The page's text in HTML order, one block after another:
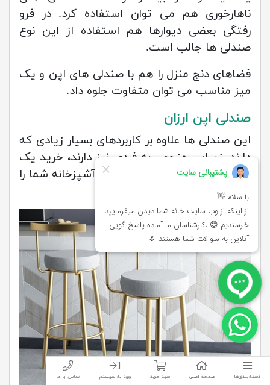
دسته‌بندی‌ها صفحه اصلی سبد خرید ورود به سیستم تماس با ما
ناهارخوری هم می توان استفاده کرد. در فرو
رفتگی بعضی دیوارها هم استفاده از این نوع
صندلی ها جالب است.
فضاهای دنج منزل را هم با صندلی های اپن و یک
میز مناسب می توان متفاوت جلوه داد.
صندلی اپن ارزان
این صندلی ها علاوه بر کاربردهای بسیار زیادی که
دارند، زیبایی منحصر به فردی نیز دارند، خرید یک
صندلی اپن ارزان میتواند زیبایی آشپزخانه شما را
دو چندان کند.